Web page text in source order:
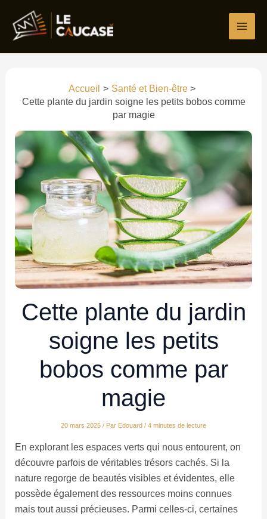
contenu
Accueil
Santé et Bien-être
Cette plante du jardin soigne les petits bobos comme
par magie
Cette plante du jardin
soigne les petits
bobos comme par
magie
20 mars 2025 / Par Edouard / 4 minutes de lecture
En explorant les espaces verts qui nous entourent, on
découvre parfois de véritables trésors cachés. Si la
nature regorge de beautés visibles et évidentes, elle
possède également des ressources moins connues
mais tout aussi précieuses. Parmi celles-ci, certaines